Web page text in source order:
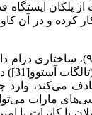
پلکان
و در آن
لحنی
آمریکا در سیکو[32] است.
شد اما تجربه‌ای آرام